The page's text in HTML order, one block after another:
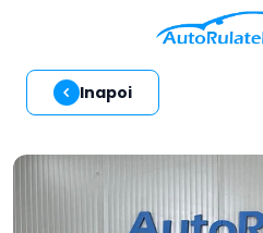
Inapoi